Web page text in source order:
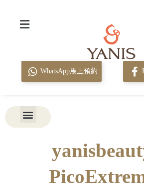
WhatsApp馬上預約